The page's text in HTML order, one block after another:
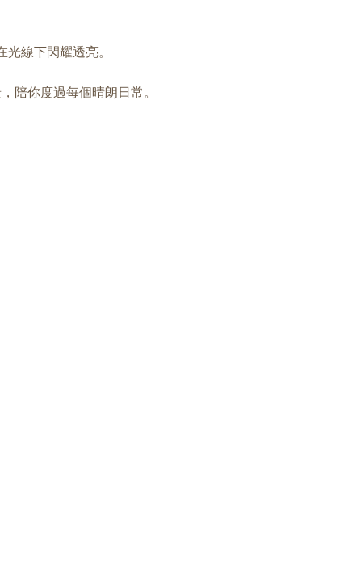
線下閃耀透亮。
陪你度過每個晴朗日常。